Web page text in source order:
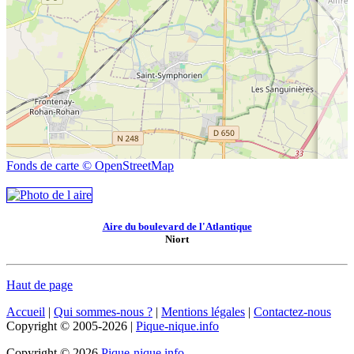
Fonds de carte © OpenStreetMap
Aire du boulevard de l'Atlantique
Niort
Haut de page
Accueil | Qui sommes-nous ? | Mentions légales | Contactez-nous
Copyright © 2005-2026 | Pique-nique.info